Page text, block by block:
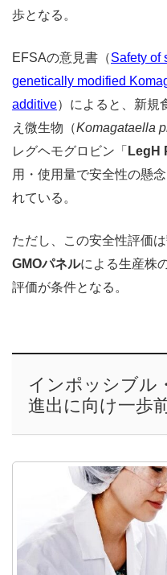
歩となる。
EFSAの意見書（Safety of
genetically modified
additive）によると、新規
え微生物（Komagataella
レグヘモグロビン「 LegH
用・使用量で安全性の懸
れている。
ただし、この安全性評価
GMOパネルによる生産株
評価が条件となる。
インポッシブル
進出に向け一歩